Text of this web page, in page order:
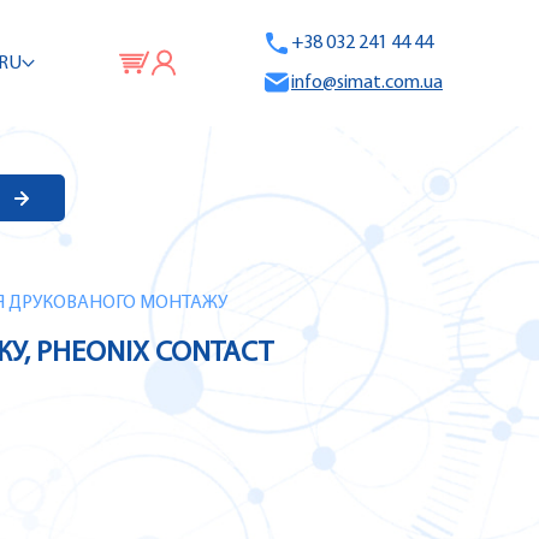
+38 032 241 44 44
info@simat.com.ua
ДРУКОВАНОГО МОНТАЖУ
PHEONIX CONTACT